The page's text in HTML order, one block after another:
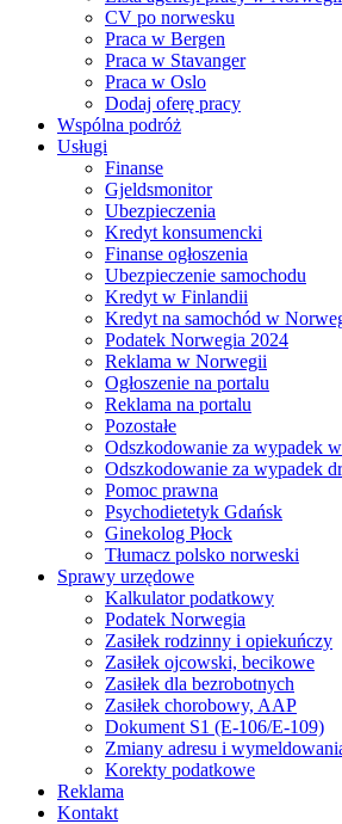
CV po norwesku
Praca w Bergen
Praca w Stavanger
Praca w Oslo
Dodaj oferę pracy
Wspólna podróż
Usługi
Finanse
Gjeldsmonitor
Ubezpieczenia
Kredyt konsumencki
Finanse ogłoszenia
Ubezpieczenie samochodu
Kredyt w Finlandii
Kredyt na samochód w
Podatek Norwegia 2024
Reklama w Norwegii
Ogłoszenie na portalu
Reklama na portalu
Pozostałe
Odszkodowanie za wypadek
Odszkodowanie za wypadek
Pomoc prawna
Psychodietetyk Gdańsk
Ginekolog Płock
Tłumacz polsko norweski
Sprawy urzędowe
Kalkulator podatkowy
Podatek Norwegia
Zasiłek rodzinny i opiekuńczy
Zasiłek ojcowski, becikowe
Zasiłek dla bezrobotnych
Zasiłek chorobowy, AAP
Dokument S1 (E-106/E-109)
Zmiany adresu i
Korekty podatkowe
Reklama
Kontakt